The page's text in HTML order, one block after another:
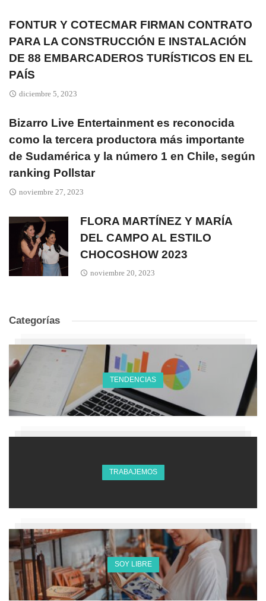
FONTUR Y COTECMAR FIRMAN CONTRATO
PARA LA CONSTRUCCIÓN E INSTALACIÓN
DE 88 EMBARCADEROS TURÍSTICOS EN EL
PAÍS
diciembre 5, 2023
Bizarro Live Entertainment es reconocida
como la tercera productora más importante
de Sudamérica y la número 1 en Chile, según
ranking Pollstar
noviembre 27, 2023
FLORA MARTÍNEZ Y MARÍA
DEL CAMPO AL ESTILO
CHOCOSHOW 2023
noviembre 20, 2023
Categorías
TENDENCIAS
TRABAJEMOS
SOY LIBRE